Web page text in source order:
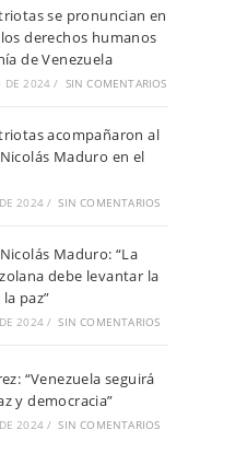
se pronuncian en
derechos humanos
de Venezuela
DE 2024 / SIN COMENTARIOS
acompañaron al
Maduro en el
2024 / SIN COMENTARIOS
Maduro: “La
debe levantar la
paz”
2024 / SIN COMENTARIOS
“Venezuela seguirá
y democracia”
2024 / SIN COMENTARIOS